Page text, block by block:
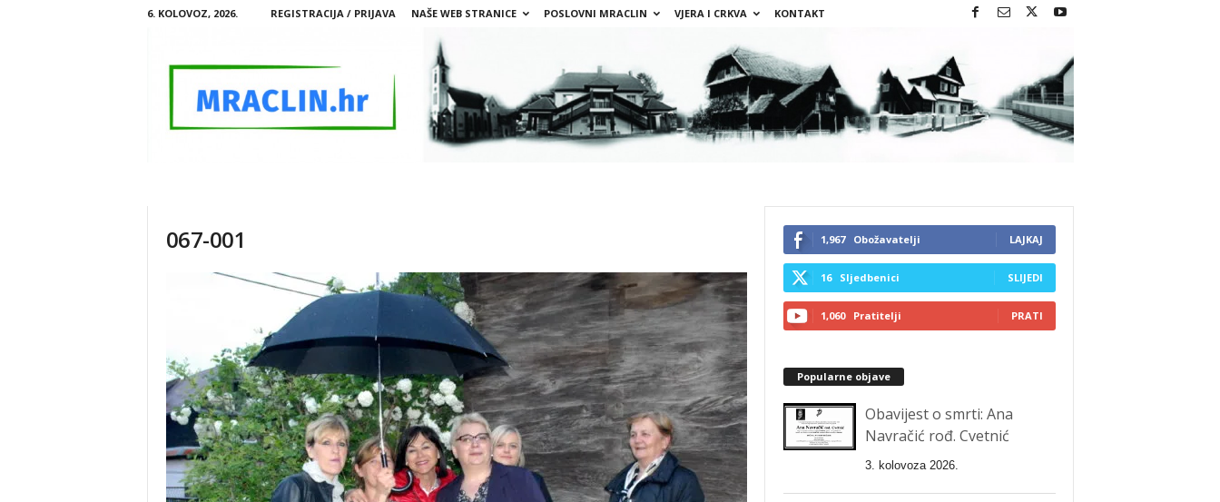
6. KOLOVOZ, 2026. REGISTRACIJA / PRIJAVA NAŠE WEB STRANICE POSLOVNI MRACLIN VJERA I CRKVA KONTAKT
A
067-001 1,967 Obožavatelji LAJKAJ
16 Sljedbenici SLIJEDI
1,060 Pratitelji PRATI
Popularne objave
Obavijest o smrti: Ana
Navračić rođ. Cvetnić
3. kolovoza 2026.